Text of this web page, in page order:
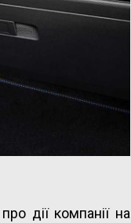
дії компанії на